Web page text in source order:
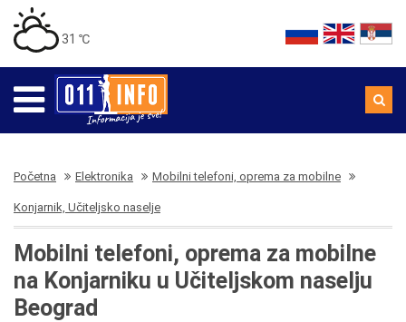
31 ℃
Početna Elektronika Mobilni telefoni, oprema za mobilne
Konjarnik, Učiteljsko naselje
Mobilni telefoni, oprema za mobilne
na Konjarniku u Učiteljskom naselju
Beograd